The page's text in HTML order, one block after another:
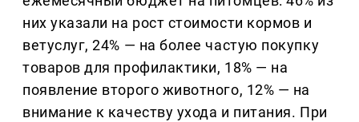
них указали на рост стоимости кормов и
ветуслуг, 24% — на более частую покупку
товаров для профилактики, 18% — на
появление второго животного, 12% — на
внимание к качеству ухода и питания. При